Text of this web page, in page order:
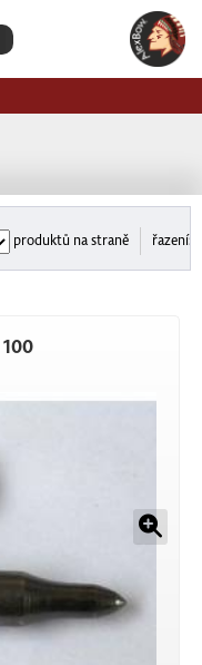
produktů na straně řazení: